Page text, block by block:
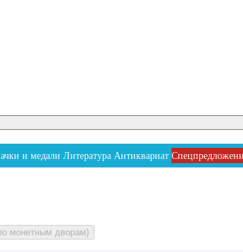
и медали Литература Антиквариат
монетным дворам)